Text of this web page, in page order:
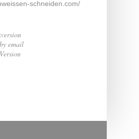
schneiden.com/